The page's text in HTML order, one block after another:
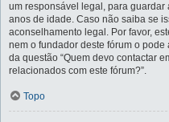
um responsável legal, para
anos de idade. Caso não saiba se
aconselhamento legal. Por favor,
nem o fundador deste fórum o
da questão “Quem devo contactar
relacionados com este fórum?”.
Topo